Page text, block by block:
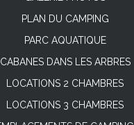
PLAN DU CAMPING
PARC AQUATIQUE
CABANES DANS LES ARBRES
LOCATIONS 2 CHAMBRES
LOCATIONS 3 CHAMBRES